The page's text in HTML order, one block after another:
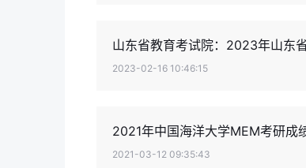
山东省教育考试院：2023年山东
2023-02-16 10:46:15
2021年中国海洋大学MEM考研成
2021-03-12 09:35:43